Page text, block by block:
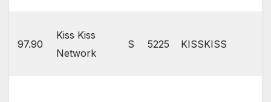
97.90
Kiss Kiss
Network
S 5225 KISSKISS